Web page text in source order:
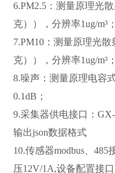
6.PM2.5：测量原理光
克）），分辨率1ug/m³；
7.PM10：测量原理光散
克）），分辨率1ug/m³；
8.噪声：测量原理电容
0.1dB；
9.采集器供电接口：
输出json数据格式
10.传感器modbus、
压12V/1A,设备配置接